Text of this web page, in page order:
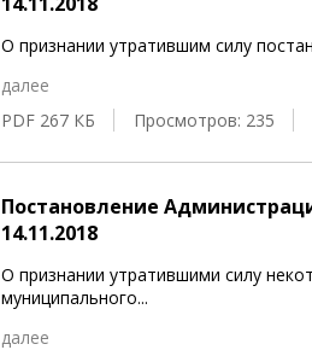
О признании утратившим силу
далее
PDF 267 КБ
Просмотров: 235
Постановление
14.11.2018
О признании утратившими силу
муниципального...
далее